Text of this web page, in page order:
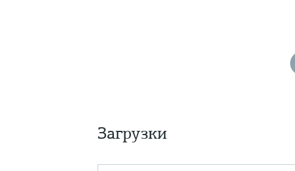
Загрузки